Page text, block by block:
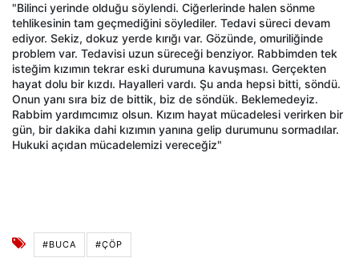
"Bilinci yerinde olduğu söylendi. Ciğerlerinde halen sönme
tehlikesinin tam geçmediğini söylediler. Tedavi süreci devam
ediyor. Sekiz, dokuz yerde kırığı var. Gözünde, omuriliğinde
problem var. Tedavisi uzun süreceği benziyor. Rabbimden tek
isteğim kızımın tekrar eski durumuna kavuşması. Gerçekten
hayat dolu bir kızdı. Hayalleri vardı. Şu anda hepsi bitti, söndü.
Onun yanı sıra biz de bittik, biz de söndük. Beklemedeyiz.
Rabbim yardımcımız olsun. Kızım hayat mücadelesi verirken bir
gün, bir dakika dahi kızımın yanına gelip durumunu sormadılar.
Hukuki açıdan mücadelemizi vereceğiz"
#BUCA #ÇÖP